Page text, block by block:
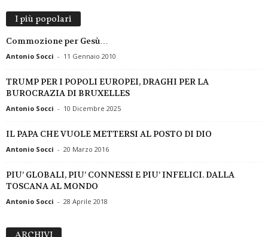
I più popolari
Commozione per Gesù…
Antonio Socci - 11 Gennaio 2010
TRUMP PER I POPOLI EUROPEI, DRAGHI PER LA
BUROCRAZIA DI BRUXELLES
Antonio Socci - 10 Dicembre 2025
IL PAPA CHE VUOLE METTERSI AL POSTO DI DIO
Antonio Socci - 20 Marzo 2016
PIU’ GLOBALI, PIU’ CONNESSI E PIU’ INFELICI. DALLA
TOSCANA AL MONDO
Antonio Socci - 28 Aprile 2018